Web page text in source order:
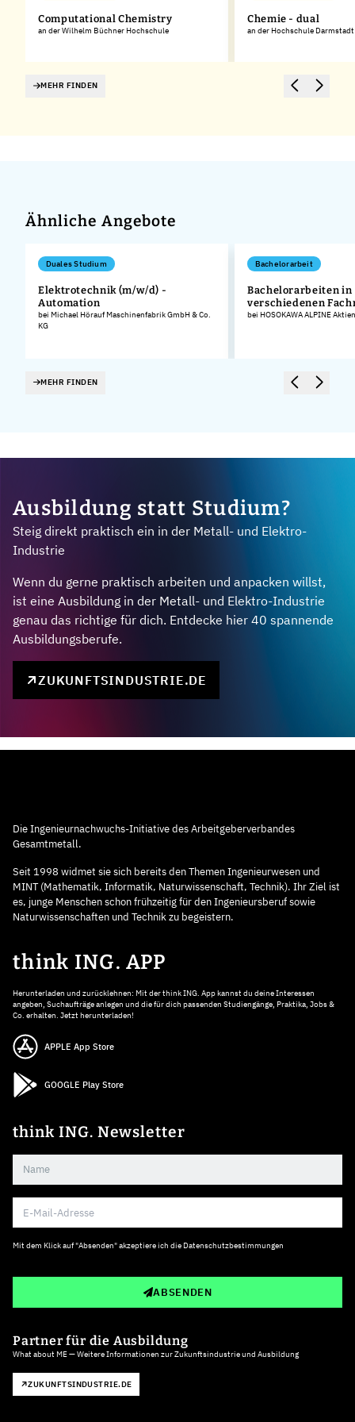
Computational Chemistry
an der Wilhelm Büchner Hochschule
Chemie - dual
an der Hochschule Darmstadt
MEHR FINDEN
Ähnliche Angebote
Duales Studium
Elektrotechnik (m/w/d) -
Automation
bei Michael Hörauf Maschinenfabrik GmbH & Co.
KG
Bachelorarbeit
Bachelorarbeiten in
verschiedenen
bei HOSOKAWA ALPINE
MEHR FINDEN
Ausbildung statt Studium?
Steig direkt praktisch ein in der Metall- und Elektro-
Industrie
Wenn du gerne praktisch arbeiten und anpacken willst,
ist eine Ausbildung in der Metall- und Elektro-Industrie
genau das richtige für dich. Entdecke hier 40 spannende
Ausbildungsberufe.
ZUKUNFTSINDUSTRIE.DE
Die Ingenieurnachwuchs-Initiative des Arbeitgeberverbandes
Gesamtmetall.
Seit 1998 widmet sie sich bereits den Themen Ingenieurwesen und
MINT (Mathematik, Informatik, Naturwissenschaft, Technik). Ihr Ziel ist
es, junge Menschen schon frühzeitig für den Ingenieursberuf sowie
Naturwissenschaften und Technik zu begeistern.
think ING. APP
Herunterladen und zurücklehnen: Mit der think ING. App kannst du deine Interessen
angeben, Suchaufträge anlegen und die für dich passenden Studiengänge, Praktika, Jobs &
Co. erhalten. Jetzt herunterladen!
APPLE App Store
GOOGLE Play Store
think ING. Newsletter
Mit dem Klick auf "Absenden" akzeptiere ich die Datenschutzbestimmungen
ABSENDEN
Partner für die Ausbildung
What about ME — Weitere Informationen zur Zukunftsindustrie und Ausbildung
ZUKUNFTSINDUSTRIE.DE